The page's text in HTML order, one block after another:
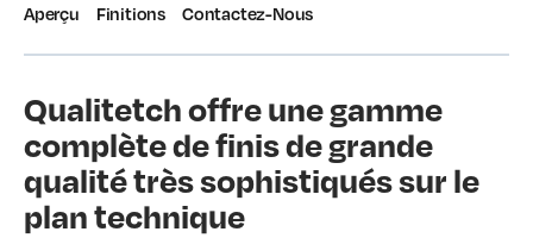
Aperçu Finitions Contactez-Nous
Qualitetch offre une gamme
complète de finis de grande
qualité très sophistiqués sur le
plan technique